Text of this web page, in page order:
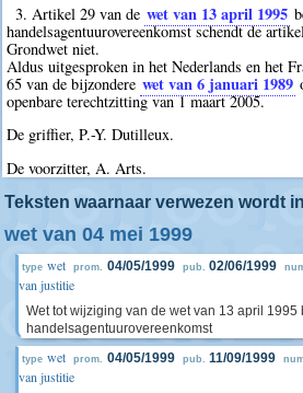
3. Artikel 29 van de wet van 13 april 1995
handelsagentuurovereenkomst schendt de
Grondwet niet.
Aldus uitgesproken in het Nederlands en het
65 van de bijzondere wet van 6 januari 1989
openbare terechtzitting van 1 maart 2005.
De griffier, P.-Y. Dutilleux.
De voorzitter, A. Arts.
Teksten waarnaar verwezen wordt
wet van 04 mei 1999
type wet prom. 04/05/1999 pub. 02/06/1999
van justitie
Wet tot wijziging van de wet van 13 april 1995
handelsagentuurovereenkomst
type wet prom. 04/05/1999 pub. 11/09/1999
van justitie